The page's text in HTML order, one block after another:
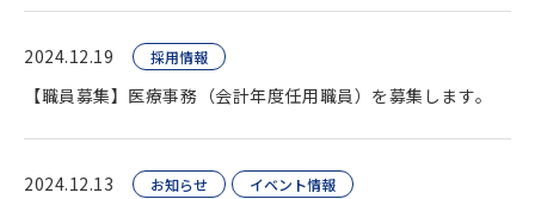
2024.12.19 採用情報
【職員募集】医療事務（会計年度任用職員）を募集します。
2024.12.13 お知らせ イベント情報